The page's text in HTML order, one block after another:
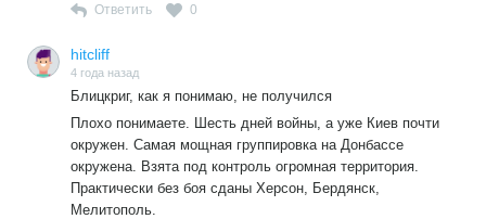
ВСУ при мощнейшей военной, материальной, финансовой
и идеологической поддержке практически всего
капиталистического мира во главе с США.
Вы больной? Чем может усиливаться положение
Зеленского? Разгромом частей и соединений ВСУ на всех
фронтах? Никакой мощнейшей военной и финансовой
поддержки капиталистического мира Украина не получает
и получить уже не может при полном контроле
Ответить 0
hitcliff
4 года назад
Блицкриг, как я понимаю, не получился
Плохо понимаете. Шесть дней войны, а уже Киев почти
окружен. Самая мощная группировка на Донбассе
окружена. Взята под контроль огромная территория.
Практически без боя сданы Херсон, Бердянск,
Мелитополь.